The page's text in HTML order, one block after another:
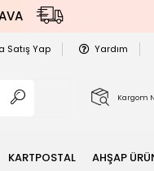
Satış Yap Yardım
Kargom
KARTPOSTAL AHŞAP